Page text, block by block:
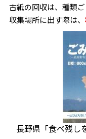
古紙の回収は、種類ご
収集場所に出す際は、
長野県「食べ残